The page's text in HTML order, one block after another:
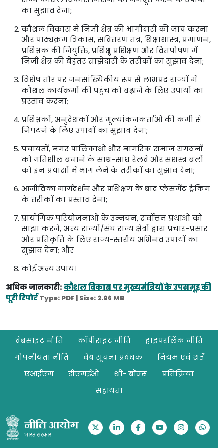
का सुझाव देना;
कौशल विकास में निजी क्षेत्र की भागीदारी की जांच करना
और पाठ्यक्रम विकास, संवितरण तंत्र, शिक्षाशास्त्र, प्रमाणन,
प्रशिक्षक की नियुक्ति, प्रशिक्षु प्रशिक्षण और वित्तपोषण में
निजी क्षेत्र की बेहतर साझेदारी के तरीकों का सुझाव देना;
विशेष तौर पर जनसांख्यिकीय रूप से लाभप्रद राज्यों में
कौशल कार्यक्रमों की पहुंच को बढ़ाने के लिए उपायों का
प्रस्ताव करना;
प्रशिक्षकों, अनुदेशकों और मूल्यांकनकर्ताओं की कमी से
निपटने के लिए उपायों का सुझाव देना;
पंचायतों, नगर पालिकाओं और नागरिक समाज संगठनों
को गतिशील बनाने के साथ-साथ रेलवे और सशस्त्र बलों
को इन प्रयासों में भाग लेने के तरीकों का सुझाव देना;
आजीविका मार्गदर्शन और प्रशिक्षण के बाद प्लेसमेंट ट्रैकिंग
के तरीकों का प्रस्ताव देना;
प्रायोगिक परियोजनाओं के उन्नयन, सर्वोत्तम प्रथाओं को
साझा करने, अन्य राज्यों/संघ राज्य क्षेत्रों द्वारा प्रचार-प्रसार
और प्रतिकृति के लिए राज्य-स्तरीय अभिनव उपायों का
सुझाव देना; और
कोई अन्य उपाय।
अधिक जानकारी:कौशल विकास पर मुख्यमंत्रियों के उपसमूह की
पूरी रिपोर्ट Type: PDF | Size: 2.96 MB
Footer
वेबसाइट नीति कॉपीराइट नीति
हाइपरलिंक नीति
गोपनीयता नीति
वेब सूचना प्रबंधक
नियम एवं शर्तें
एआईएम
डीएमईओ शी- बॉक्स
प्रतिक्रिया
सहायता